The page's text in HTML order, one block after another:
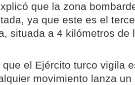
que la zona
ya que este es el
situada a 4 kilómetros de
que el Ejército turco vigila
movimiento lanza un